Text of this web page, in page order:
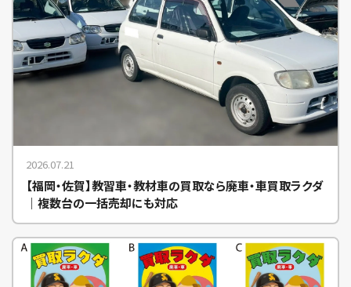
2026.07.21
【福岡・佐賀】教習車・教材車の買取なら廃車・車買取ラクダ
｜複数台の一括売却にも対応